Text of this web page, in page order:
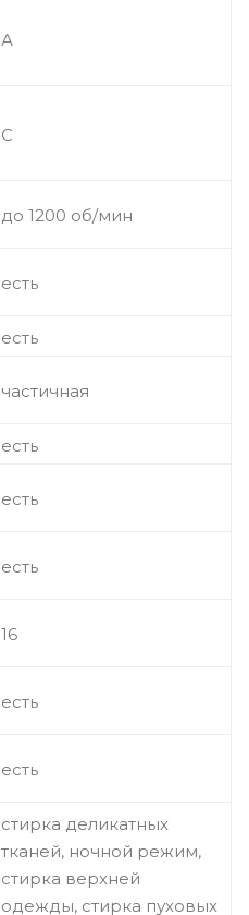
А
С
до 1200 об/мин
есть
есть
частичная
есть
есть
есть
16
есть
есть
стирка деликатных
тканей, ночной режим,
стирка верхней
одежды, стирка пуховых